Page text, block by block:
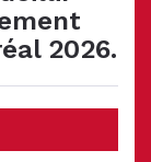
2026.